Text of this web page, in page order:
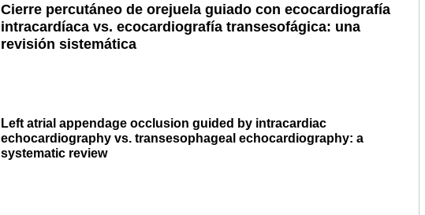
Cierre percutáneo de orejuela guiado con ecocardiografía
intracardíaca vs. ecocardiografía transesofágica: una
revisión sistemática
Left atrial appendage occlusion guided by intracardiac
echocardiography vs. transesophageal echocardiography: a
systematic review